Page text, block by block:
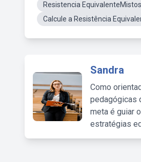
Resistencia EquivalenteMistos
Calcule a Resistência
Sandra
Como
pedagógicas
meta é guiar
estratégias